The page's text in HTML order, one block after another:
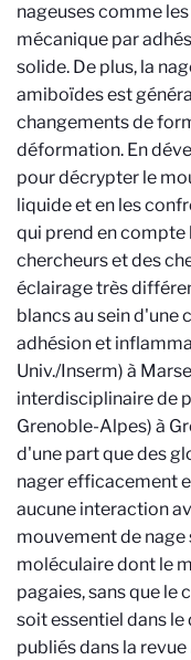
nageuses comme
mécanique par
solide. De plus, la
amiboïdes est
changements de
déformation. En
pour décrypter le
liquide et en les
qui prend en compte
chercheurs et des
éclairage très
blancs au sein
adhésion et
Univ./Inserm) à
interdisciplinaire de
Grenoble-Alpes) à
d'une part que des
nager efficacement
aucune interaction
mouvement de nage
moléculaire dont le
pagaies, sans que le
soit essentiel dans
publiés dans la revue